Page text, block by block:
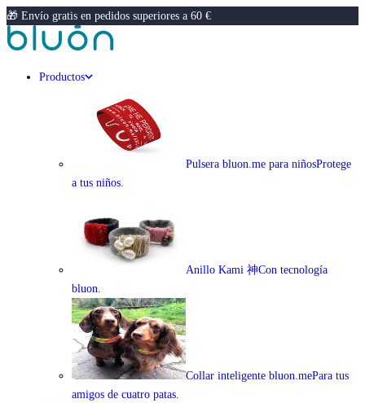
🎁 Envío gratis en pedidos superiores a 60 €
Productos
Pulsera bluon.me para niñosProtege
a tus niños.
Anillo Kami 神Con tecnología
bluon.
Collar inteligente bluon.mePara tus
amigos de cuatro patas.